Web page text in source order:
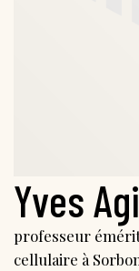
Yves
professeur
cellulaire à